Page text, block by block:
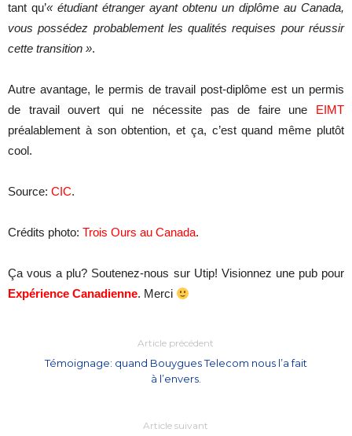
tant qu’« étudiant étranger ayant obtenu un diplôme au Canada,
vous possédez probablement les qualités requises pour réussir
cette transition ».
Autre avantage, le permis de travail post-diplôme est un permis
de travail ouvert qui ne nécessite pas de faire une EIMT
préalablement à son obtention, et ça, c’est quand même plutôt
cool.
Source: CIC.
Crédits photo: Trois Ours au Canada.
Ça vous a plu? Soutenez-nous sur Utip! Visionnez une pub pour
Expérience Canadienne. Merci
Article précédent
Témoignage: quand Bouygues Telecom nous l’a fait
à l’envers.
Article suivant